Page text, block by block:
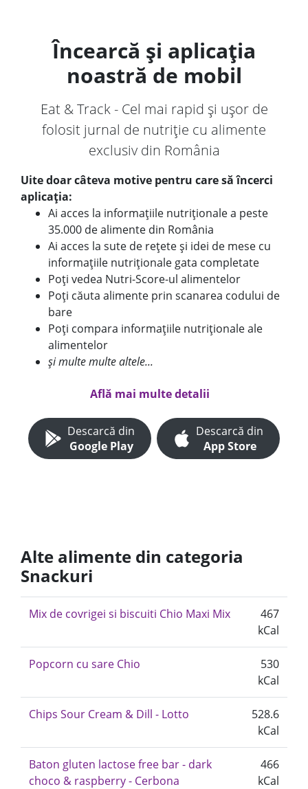
Încearcă și aplicația
noastră de mobil
Eat & Track - Cel mai rapid și ușor de
folosit jurnal de nutriție cu alimente
exclusiv din România
Uite doar câteva motive pentru care să încerci
aplicația:
Ai acces la informațiile nutriționale a peste
35.000 de alimente din România
Ai acces la sute de rețete și idei de mese cu
informațiile nutriționale gata completate
Poți vedea Nutri-Score-ul alimentelor
Poți căuta alimente prin scanarea codului de
bare
Poți compara informațiile nutriționale ale
alimentelor
și multe multe altele...
Află mai multe detalii
Descarcă din
Google Play
Descarcă din
App Store
Alte alimente din categoria
Snackuri
Mix de covrigei si biscuiti Chio Maxi Mix
467
kCal
Popcorn cu sare Chio
530
kCal
Chips Sour Cream & Dill - Lotto
528.6
kCal
Baton gluten lactose free bar - dark
choco & raspberry - Cerbona
466
kCal